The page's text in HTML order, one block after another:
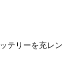
テリーを充レン